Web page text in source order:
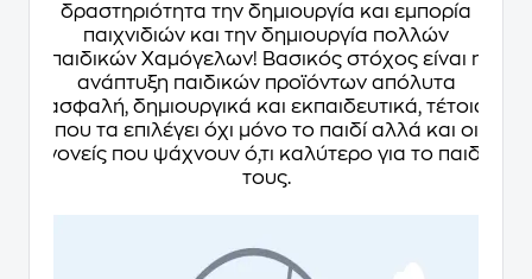
δραστηριότητα την δημιουργία και εμπορία
παιχνιδιών και την δημιουργία πολλών
παιδικών Χαμόγελων! Βασικός στόχος είναι η
ανάπτυξη παιδικών προϊόντων απόλυτα
ασφαλή, δημιουργικά και εκπαιδευτικά, τέτοια
που τα επιλέγει όχι μόνο το παιδί αλλά και οι
γονείς που ψάχνουν ό,τι καλύτερο για το παιδί
τους.